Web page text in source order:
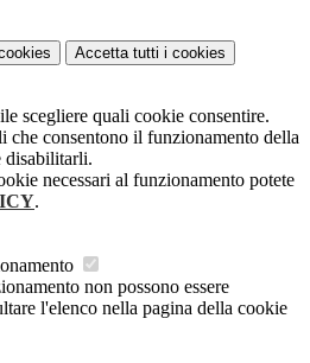
Accetta tutti i cookies
scegliere quali cookie consentire.
che consentono il funzionamento della
disabilitarli.
necessari al funzionamento potete
.
non possono essere
l'elenco nella pagina della cookie